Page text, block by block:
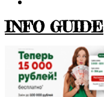
INFO GUIDE